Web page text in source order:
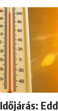
Időjárás: